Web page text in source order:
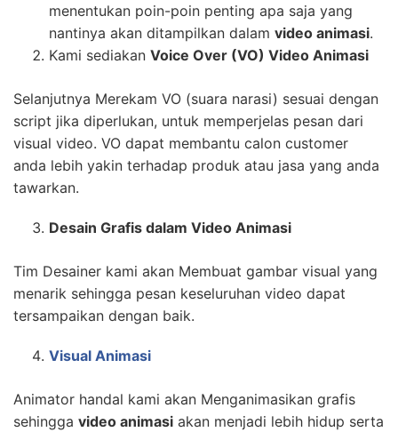
menentukan poin-poin penting apa saja yang
nantinya akan ditampilkan dalam video animasi.
Kami sediakan Voice Over (VO) Video Animasi
Selanjutnya Merekam VO (suara narasi) sesuai dengan
script jika diperlukan, untuk memperjelas pesan dari
visual video. VO dapat membantu calon customer
anda lebih yakin terhadap produk atau jasa yang anda
tawarkan.
Desain Grafis dalam Video Animasi
Tim Desainer kami akan Membuat gambar visual yang
menarik sehingga pesan keseluruhan video dapat
tersampaikan dengan baik.
Visual Animasi
Animator handal kami akan Menganimasikan grafis
sehingga video animasi akan menjadi lebih hidup serta